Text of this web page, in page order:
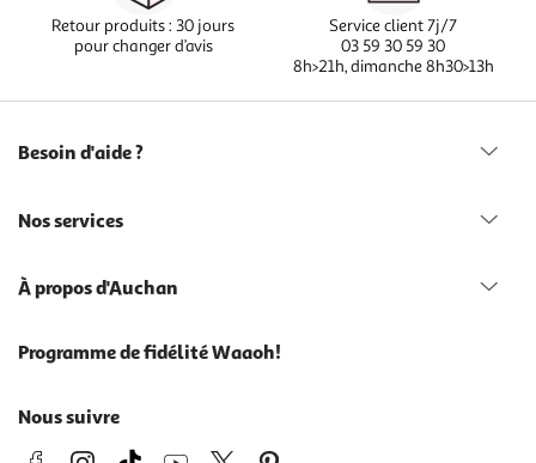
Retour produits : 30 jours
pour changer d’avis
Service client 7j/7
03 59 30 59 30
8h>21h, dimanche 8h30>13h
Besoin d'aide ?
Nos services
À propos d'Auchan
Programme de fidélité Waaoh!
Nous suivre